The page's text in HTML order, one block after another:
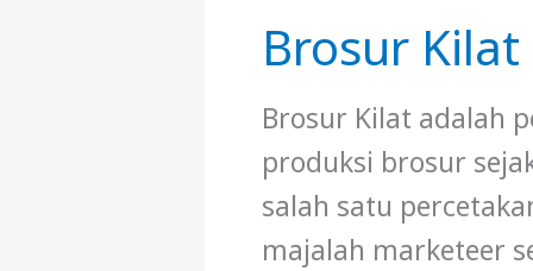
Brosur Kilat
Brosur Kilat adalah
produksi brosur
salah satu
majalah marketeer